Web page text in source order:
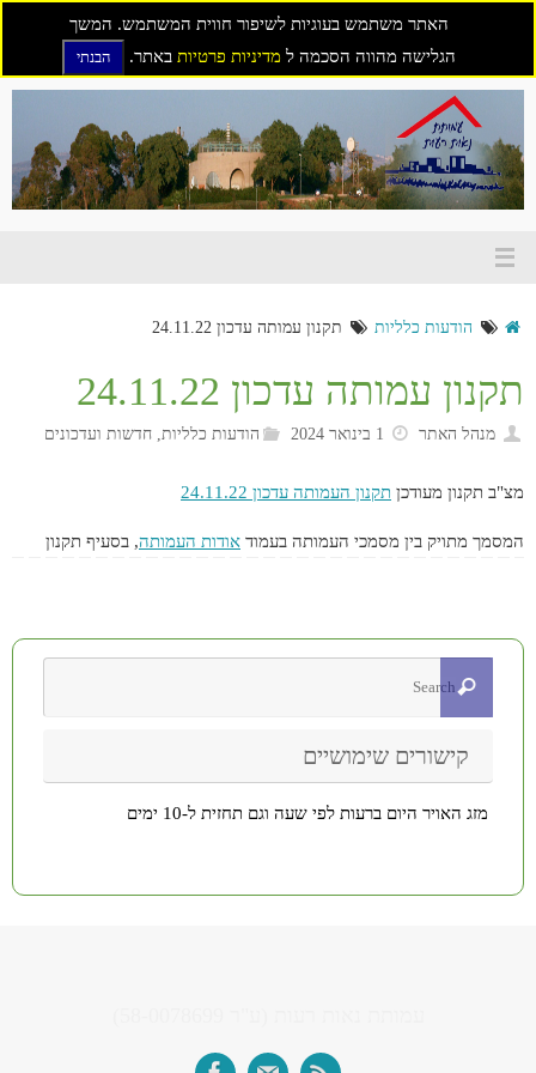
האתר משתמש בעוגיות לשיפור חווית המשתמש. המשך
הגלישה מהווה הסכמה ל מדיניות פרטיות באתר. הבנתי
לתוכן
הודעות כלליות תקנון עמותה עדכון 24.11.22
תקנון עמותה עדכון 24.11.22
מנהל האתר 1 בינואר 2024 הודעות כלליות, חדשות ועדכונים
מצ"ב תקנון מעודכן תקנון העמותה עדכון 24.11.22
המסמך מתויק בין מסמכי העמותה בעמוד אודות העמותה, בסעיף תקנון
קישורים שימושיים
מזג האויר היום ברעות לפי שעה וגם תחזית ל-10 ימים